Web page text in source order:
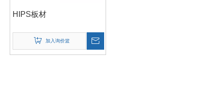
HIPS板材
加入询价篮